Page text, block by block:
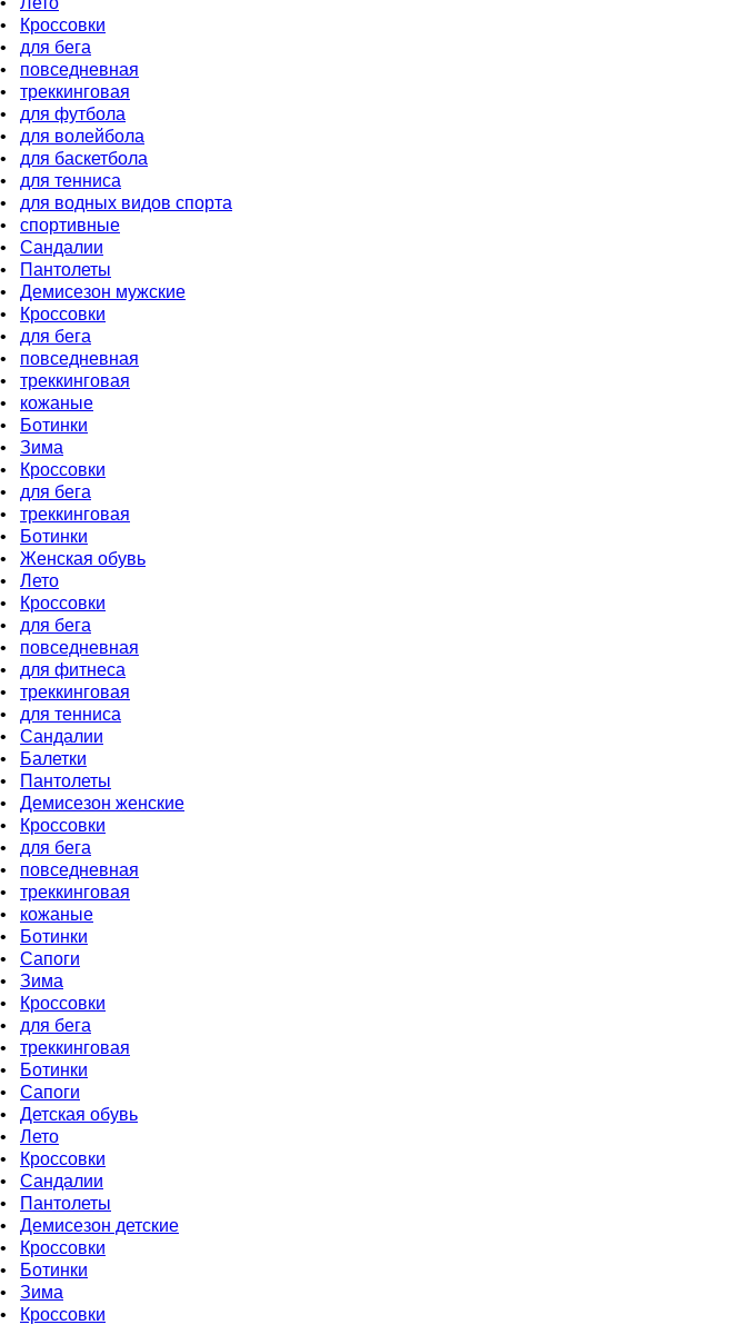
•
Кроссовки
• для бега
• повседневная
• треккинговая
• для футбола
• для волейбола
• для баскетбола
• для тенниса
• для водных видов спорта
• спортивные
• Сандалии
•
Пантолеты
• Демисезон мужские
•
Кроссовки
• для бега
• повседневная
• треккинговая
• кожаные
•
Ботинки
• Зима
•
Кроссовки
• для бeга
• треккинговая
•
Ботинки
• Женская обувь
• Лето
•
Кроссовки
• для бега
• повседневная
• для фитнеса
• треккинговая
• для тенниса
• Сандалии
•
Балетки
•
Пантолеты
• Демисезон женские
•
Кроссовки
• для бега
• повседневная
• треккинговая
• кожаные
•
Бoтинки
• Сапоги
• Зима
•
Кроссовки
• для бега
• треккинговая
•
Ботинки
• Сапоги
• Детская обувь
• Летo
•
Кроссовки
• Сандалии
•
Пантолеты
• Демисезон детские
•
Кроссовки
•
Ботинки
• Зима
•
Кроссовки